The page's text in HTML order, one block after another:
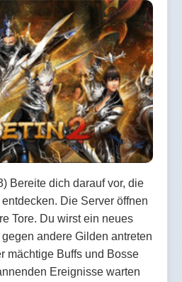
Bereite dich darauf vor, die
Die Server öffnen
Tore. Du wirst ein neues
andere Gilden antreten
mächtige Buffs und Bosse
Ereignisse warten